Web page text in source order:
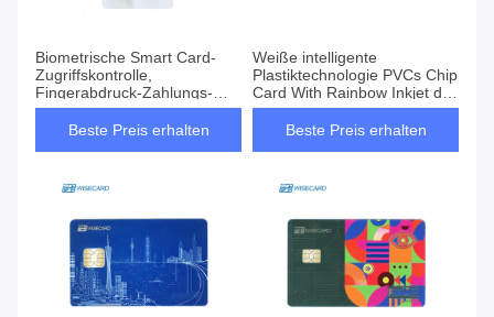
Biometrische Smart Card-
Zugriffskontrolle,
Fingerabdruck-Zahlungs-
Karte
Beste Preis erhalten
Weiße intelligente
Plastiktechnologie PVCs Chip
Card With Rainbow Inkjet des
intelligenten freien Raumes
Beste Preis erhalten